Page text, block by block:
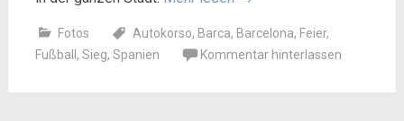
Fotos Autokorso, Barca, Barcelona, Feier,
Fußball , Sieg, Spanien Kommentar hinterlassen